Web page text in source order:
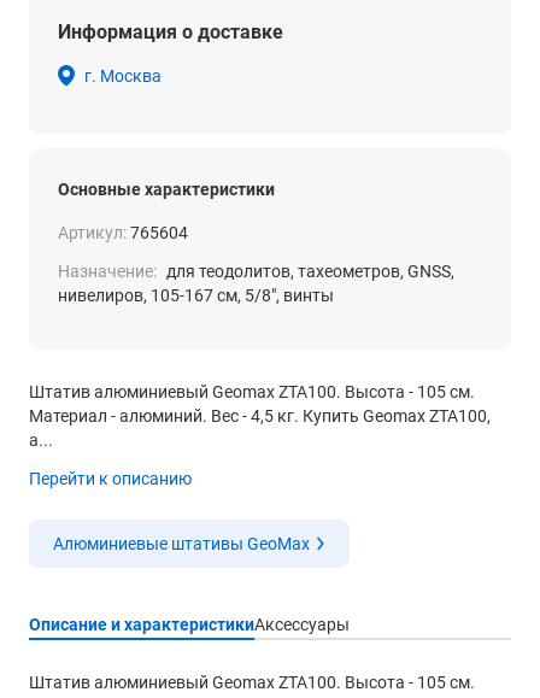
Информация о доставке
г. Москва
Основные характеристики
Артикул:765604
Назначение: для теодолитов, тахеометров, GNSS,
нивелиров, 105-167 см, 5/8", винты
Штатив алюминиевый Geomax ZTA100. Высота - 105 см.
Материал - алюминий. Вес - 4,5 кг. Купить Geomax ZTA100,
а...
Перейти к описанию
Алюминиевые штативы GeoMax
Описание и характеристикиАксессуары
Штатив алюминиевый Geomax ZTA100. Высота - 105 см.